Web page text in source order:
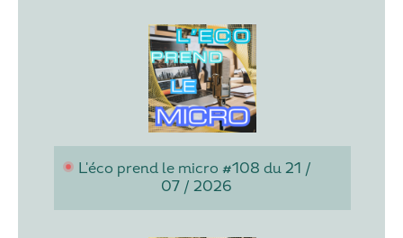
L'éco prend le micro #108 du 21 /
07 / 2026